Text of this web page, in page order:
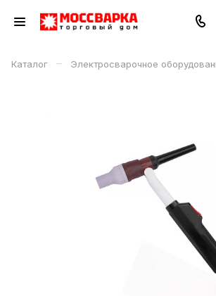
Каталог – Электросварочное